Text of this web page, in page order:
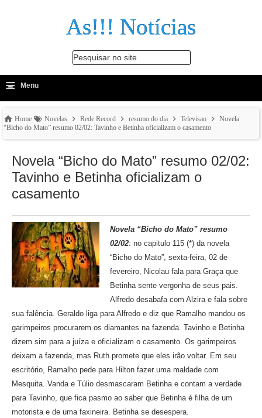
As!!! Notícias
Pesquisar no site
-
≡ Menu
Home Novelas Rede Record resumo do dia Televisao
Novela
“Bicho do Mato” resumo 02/02: Tavinho e Betinha oficializam o casamento
Novela “Bicho do Mato” resumo 02/02:
Tavinho e Betinha oficializam o
casamento
Novela “Bicho do Mato” resumo
02/02: no capitulo 115 (*) da novela
“Bicho do Mato”, sexta-feira, 02 de
fevereiro, Nicolau fala para Graça que
Betinha sente vergonha de seus pais.
Alfredo desabafa com Alzira e fala sobre
sua falência. Geraldo liga para Alfredo e diz que Ramalho mandou os
garimpeiros procurarem os diamantes na fazenda. Tavinho e Betinha
dizem sim para a juíza e oficializam o casamento. Os garimpeiros
deixam a fazenda, mas Ruth promete que eles irão voltar. Em seu
escritório, Ramalho pede para Hilton fazer uma maldade com
Mesquita. Vanda e Túlio desmascaram Betinha e contam a verdade
para Tavinho, que fica pasmo ao saber que Betinha é filha de um
motorista e de uma faxineira. Betinha se desespera.